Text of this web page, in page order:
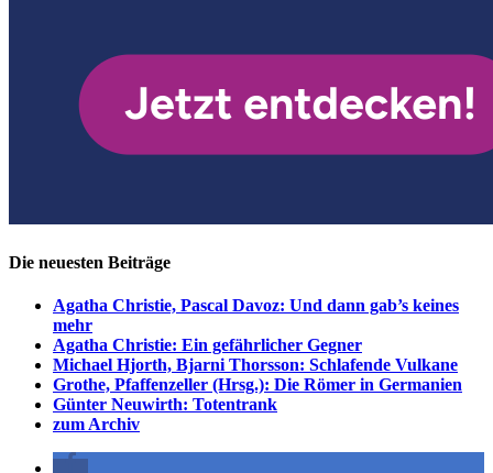
Die neuesten Beiträge
Agatha Christie, Pascal Davoz: Und dann gab’s keines
mehr
Agatha Christie: Ein gefährlicher Gegner
Michael Hjorth, Bjarni Thorsson: Schlafende Vulkane
Grothe, Pfaffenzeller (Hrsg.): Die Römer in Germanien
Günter Neuwirth: Totentrank
zum Archiv